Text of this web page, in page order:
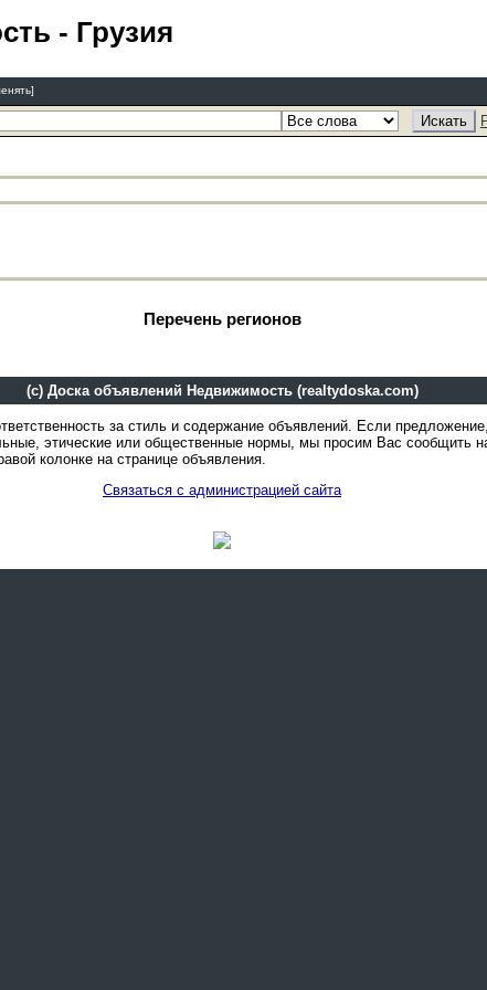
- Грузия
Перечень регионов
(c) Доска объявлений Недвижимость (realtydoska.com)
за стиль и содержание объявлений. Если
этические или общественные нормы, мы просим Вас сообщить
колонке на странице объявления.
Связаться с администрацией сайта